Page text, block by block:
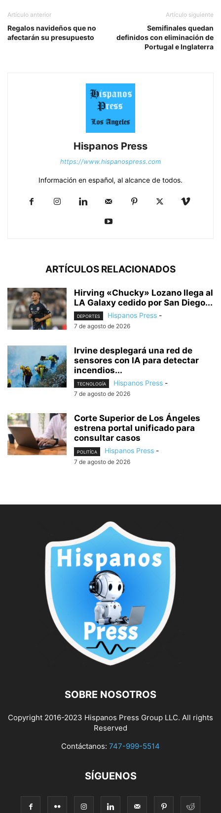
Artículo anterior
Regalos navideños que no
afectarán su presupuesto
Artículo siguiente
Semifinales quedan
definidos con eliminación de
Portugal e Inglaterra
Hispanos Press
https://www.hispanospress.com
Información en español, al alcance de todos.
ARTÍCULOS RELACIONADOS
Hirving «Chucky» Lozano llega al
LA Galaxy cedido por San Diego...
DEPORTES Hispanos Press -
7 de agosto de 2026
Irvine desplegará una red de
sensores con IA para detectar
incendios...
TECNOLOGÍA Hispanos Press -
7 de agosto de 2026
Corte Superior de Los Ángeles
estrena portal unificado para
consultar casos
POLITÍCA Hispanos Press -
7 de agosto de 2026
SOBRE NOSOTROS
Copyright 2016-2023 Hispanos Press Group LLC. All rights
Reserved
Contáctanos: 747-999-5514
SÍGUENOS